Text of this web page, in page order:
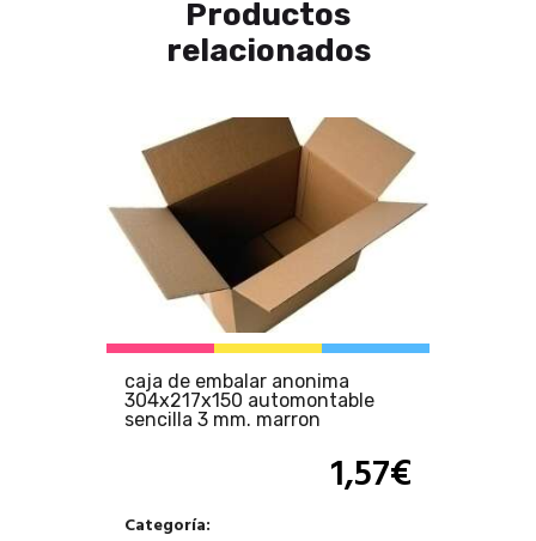
Productos
relacionados
caja de embalar anonima
304x217x150 automontable
sencilla 3 mm. marron
1,57€
Categoría: